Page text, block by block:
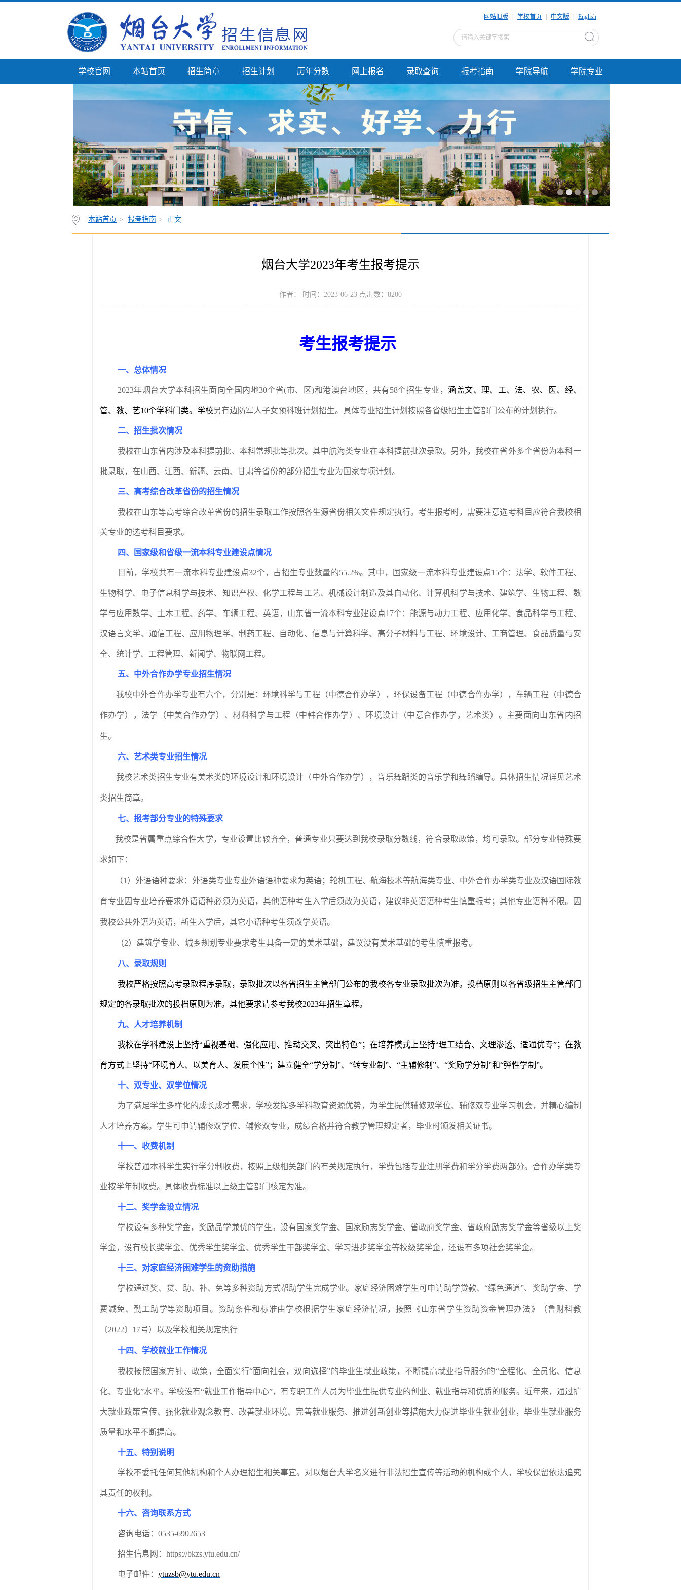
网站旧版 学校首页 中文版 English
学校官网 本站首页 招生简章 招生计划 历年分数 网上报名 录取查询 报考指南 学院导航 学院专业
本站首页 > 报考指南 > 正文
烟台大学2023年考生报考提示
作者： 时间：2023-06-23 点击数： 8200
考生报考提示
一、总体情况
2023年烟台大学本科招生面向全国内地30个省(市、区)和港澳台地区，共有58个招生专业，涵盖文、理、工、法、农、医、经、
管、教、艺10个学科门类。学校另有边防军人子女预科班计划招生。具体专业招生计划按照各省级招生主管部门公布的计划执行。
二、招生批次情况
我校在山东省内涉及本科提前批、本科常规批等批次。其中航海类专业在本科提前批次录取。另外，我校在省外多个省份为本科一
批录取，在山西、江西、新疆、云南、甘肃等省份的部分招生专业为国家专项计划。
三、高考综合改革省份的招生情况
我校在山东等高考综合改革省份的招生录取工作按照各生源省份相关文件规定执行。考生报考时，需要注意选考科目应符合我校相
关专业的选考科目要求。
四、国家级和省级一流本科专业建设点情况
目前，学校共有一流本科专业建设点32个，占招生专业数量的55.2%。其中，国家级一流本科专业建设点15个：法学、软件工程、
生物科学、电子信息科学与技术、知识产权、化学工程与工艺、机械设计制造及其自动化、计算机科学与技术、建筑学、生物工程、数
学与应用数学、土木工程、药学、车辆工程、英语，山东省一流本科专业建设点17个：能源与动力工程、应用化学、食品科学与工程、
汉语言文学、通信工程、应用物理学、制药工程、自动化、信息与计算科学、高分子材料与工程、环境设计、工商管理、食品质量与安
全、统计学、工程管理、新闻学、物联网工程。
五、中外合作办学专业招生情况
我校中外合作办学专业有六个，分别是：环境科学与工程（中德合作办学），环保设备工程（中德合作办学），车辆工程（中德合
作办学），法学（中美合作办学）、材料科学与工程（中韩合作办学）、环境设计（中意合作办学，艺术类）。主要面向山东省内招
生。
六、艺术类专业招生情况
我校艺术类招生专业有美术类的环境设计和环境设计（中外合作办学），音乐舞蹈类的音乐学和舞蹈编导。具体招生情况详见艺术
类招生简章。
七、报考部分专业的特殊要求
我校是省属重点综合性大学，专业设置比较齐全，普通专业只要达到我校录取分数线，符合录取政策，均可录取。部分专业特殊要
求如下：
（1 ）外语语种要求：外语类专业专业外语语种要求为英语；轮机工程、航海技术等航海类专业、中外合作办学类专业及汉语国际教
育专业因专业培养要求外语语种必须为英语，其他语种考生入学后须改为英语，建议非英语语种考生慎重报考；其他专业语种不限。因
我校公共外语为英语，新生入学后，其它小语种考生须改学英语。
（2）建筑学专业、城乡规划专业要求考生具备一定的美术基础，建议没有美术基础的考生慎重报考。
八、录取规则
我校严格按照高考录取程序录取，录取批次以各省招生主管部门公布的我校各专业录取批次为准。投档原则以各省级招生主管部门
规定的各录取批次的投档原则为准。其他要求请参考我校2023年招生章程。
九、人才培养机制
我校在学科建设上坚持“重视基础、强化应用、推动交叉、突出特色”；在培养模式上坚持“理工结合、文理渗透、适通优专”；在教
育方式上坚持“环境育人、以美育人、发展个性”；建立健全“学分制 ”、 “转专业制 ”、 “主辅修制 ”、 “奖励学分制 ”和“弹性学制 ”。
十、双专业、双学位情况
为了满足学生多样化的成长成才需求，学校发挥多学科教育资源优势，为学生提供辅修双学位、辅修双专业学习机会，并精心编制
人才培养方案。学生可申请辅修双学位、辅修双专业，成绩合格并符合教学管理规定者，毕业时颁发相关证书。
十一、收费机制
学校普通本科学生实行学分制收费，按照上级相关部门的有关规定执行，学费包括专业注册学费和学分学费两部分。合作办学类专
业按学年制收费。具体收费标准以上级主管部门核定为准。
十二、奖学金设立情况
学校设有多种奖学金，奖励品学兼优的学生。设有国家奖学金、国家励志奖学金、省政府奖学金、省政府励志奖学金等省级以上奖
学金，设有校长奖学金、优秀学生奖学金、优秀学生干部奖学金、学习进步奖学金等校级奖学金，还设有多项社会奖学金。
十三、对家庭经济困难学生的资助措施
学校通过奖、贷、助、补、免等多种资助方式帮助学生完成学业。家庭经济困难学生可申请助学贷款、“绿色通道”、奖助学金、学
费减免、勤工助学等资助项目。资助条件和标准由学校根据学生家庭经济情况，按照《山东省学生资助资金管理办法》（鲁财科教
〔2022〕 17号）以及学校相关规定执行
十四、学校就业工作情况
我校按照国家方针、政策，全面实行“面向社会，双向选择”的毕业生就业政策，不断提高就业指导服务的“全程化、全员化、信息
化、专业化”水平。学校设有“就业工作指导中心”，有专职工作人员为毕业生提供专业的创业、就业指导和优质的服务。近年来，通过扩
大就业政策宣传、强化就业观念教育、改善就业环境、完善就业服务、推进创新创业等措施大力促进毕业生就业创业，毕业生就业服务
质量和水平不断提高。
十五、特别说明
学校不委托任何其他机构和个人办理招生相关事宜。对以烟台大学名义进行非法招生宣传等活动的机构或个人，学校保留依法追究
其责任的权利。
十六、咨询联系方式
咨询电话： 0535-6902653
招生信息网： https://bkzs.ytu.edu.cn/
电子邮件： ytuzsb@ytu.edu.cn